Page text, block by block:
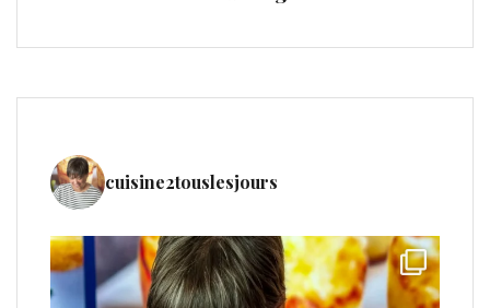
cuisine2touslesjours